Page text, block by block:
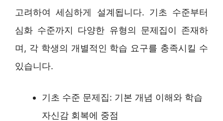
고려하여 세심하게 설계됩니다. 기초 수준부터
심화 수준까지 다양한 유형의 문제집이 존재하
며, 각 학생의 개별적인 학습 요구를 충족시킬 수
있습니다.
기초 수준 문제집: 기본 개념 이해와 학습
자신감 회복에 중점